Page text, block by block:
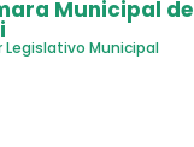
Municipal de
Legislativo Municipal